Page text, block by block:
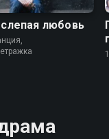
любовь